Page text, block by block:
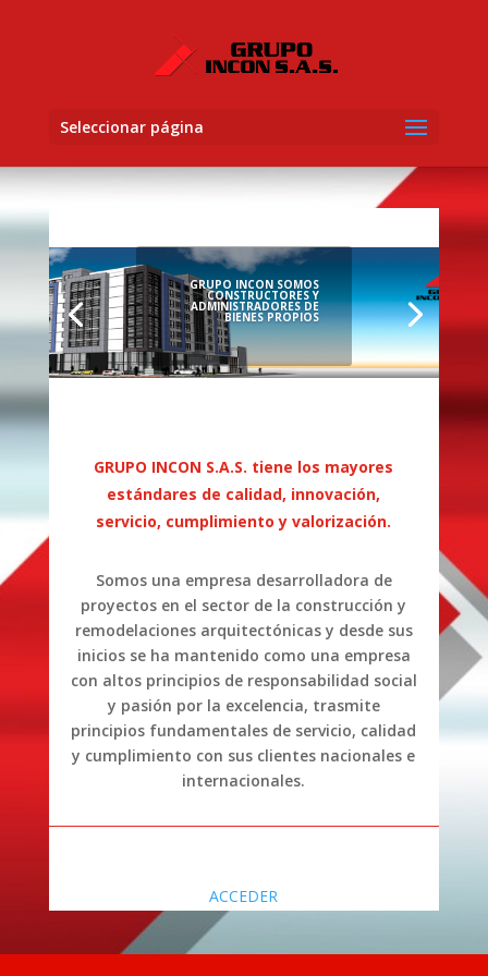
Seleccionar página
GRUPO INCON SOMOS
CONSTRUCTORES Y
ADMINISTRADORES DE
BIENES PROPIOS
GRUPO INCON S.A.S. tiene los mayores
estándares de calidad, innovación,
servicio, cumplimiento y valorización.
Somos una empresa desarrolladora de
proyectos en el sector de la construcción y
remodelaciones arquitectónicas y desde sus
inicios se ha mantenido como una empresa
con altos principios de responsabilidad social
y pasión por la excelencia, trasmite
principios fundamentales de servicio, calidad
y cumplimiento con sus clientes nacionales e
internacionales.
ACCEDER